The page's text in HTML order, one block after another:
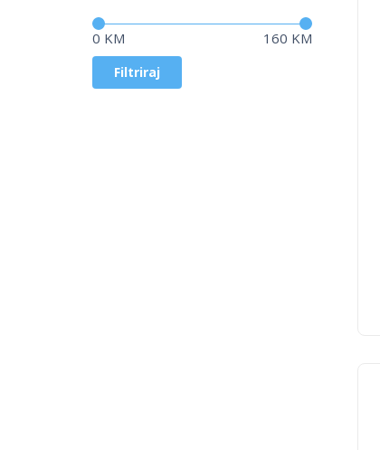
Filtriraj
0 KM 160 KM